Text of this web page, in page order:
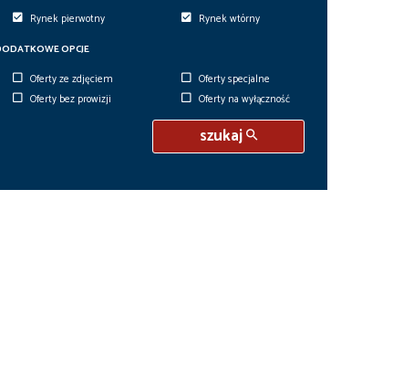
Rynek pierwotny
Rynek wtórny
OPCJE
Oferty ze zdjęciem
Oferty specjalne
Oferty bez prowizji
Oferty na wyłączność
szukaj